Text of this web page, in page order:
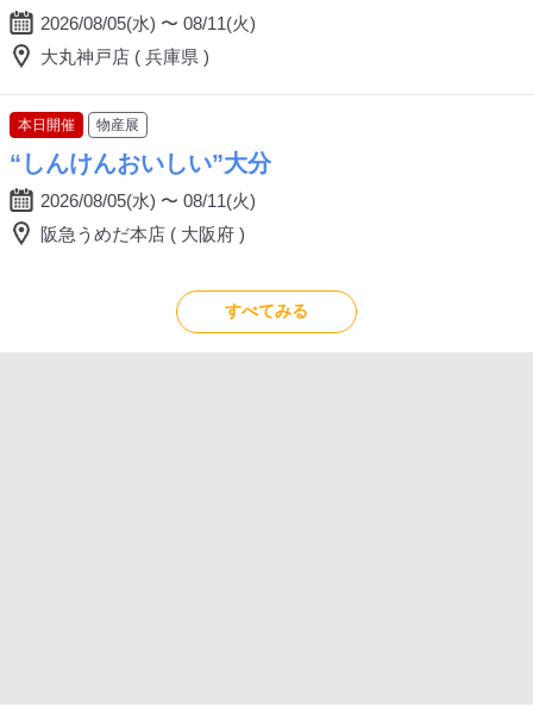
2026/08/05(水) 〜 08/11(火)
大丸神戸店 ( 兵庫県 )
本日開催 物産展
“しんけんおいしい”大分
2026/08/05(水) 〜 08/11(火)
阪急うめだ本店 ( 大阪府 )
すべてみる